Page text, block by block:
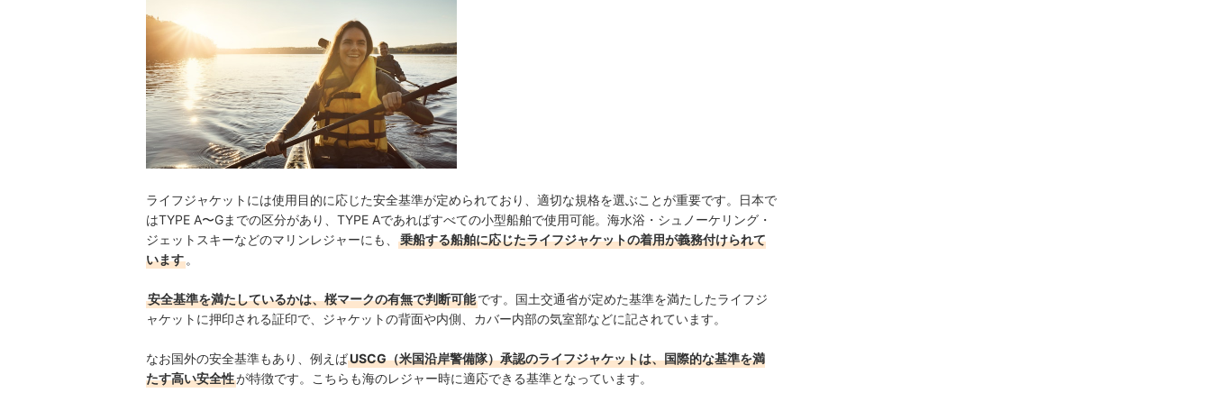
ライフジャケットには使用目的に応じた安全基準が定められており、適切な規格を選ぶことが重要です。日本で
はTYPE A〜Gまでの区分があり、TYPE Aであればすべての小型船舶で使用可能。海水浴・シュノーケリング・
ジェットスキーなどのマリンレジャーにも、
乗船する船舶に応じたライフジャケットの着用が義務付けられて
います 。
安全基準を満たしているかは、桜マークの有無で判断可能です。国土交通省が定めた基準を満たしたライフジ
ャケットに押印される証印で、ジャケットの背面や内側、カバー内部の気室部などに記されています。
なお国外の安全基準もあり、例えばUSCG（米国沿岸警備隊）承認のライフジャケットは、国際的な基準を満
たす高い安全性が特徴です。こちらも海のレジャー時に適応できる基準となっています。